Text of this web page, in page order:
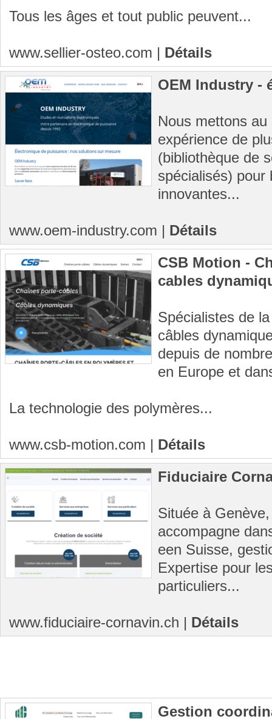
Tous les âges et tout public peuvent...
www.sellier-osteo.com | Détails
OEM Industry -
Nous mettons
expérience de
(bibliothèque de
spécialisés) pour
innovantes...
www.oem-industry.com | Détails
CSB Motion -
cables
Spécialistes de
câbles
depuis de
en Europe et
La technologie des polymères...
www.csb-motion.com | Détails
Fiduciaire
Située à
accompagne
een Suisse,
Expertise pour
particuliers...
www.fiduciaire-cornavin.ch | Détails
Gestion